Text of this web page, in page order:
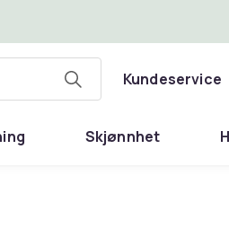
Kundeservice
Skjønnhet